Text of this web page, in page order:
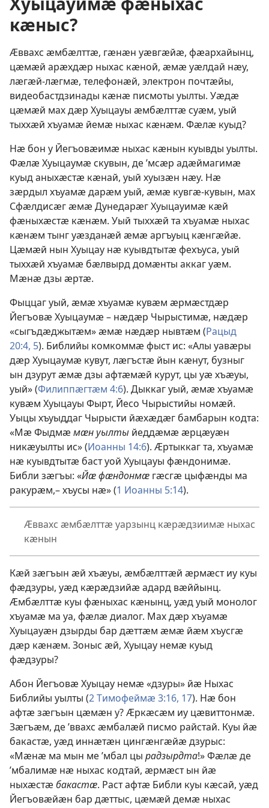
кӕныс?
Ӕввахс ӕмбӕлттӕ, гӕнӕн уӕвгӕйӕ, фӕархайынц,
цӕмӕй арӕхдӕр ныхас кӕной, ӕмӕ уӕлдай нӕу,
лӕгӕй-лӕгмӕ, телефонӕй, электрон почтӕйы,
видеобастдзинады кӕнӕ писмоты уылты. Уӕдӕ
цӕмӕй мах дӕр Хуыцауы ӕмбӕлттӕ суӕм, уый
тыххӕй хъуамӕ йемӕ ныхас кӕнӕм. Фӕлӕ куыд?
Нӕ бон у Йегъовӕимӕ ныхас кӕнын куывды уылты.
Фӕлӕ Хуыцаумӕ скувын, де ’мсӕр адӕймагимӕ
куыд аныхӕстӕ кӕнай, уый хуызӕн нӕу. Нӕ
зӕрдыл хъуамӕ дарӕм уый, ӕмӕ кувгӕ-кувын, мах
Сфӕлдисӕг ӕмӕ Дунедарӕг Хуыцауимӕ кӕй
фӕныхӕстӕ кӕнӕм. Уый тыххӕй та хъуамӕ ныхас
кӕнӕм тынг уӕзданӕй ӕмӕ аргъуыц кӕнгӕйӕ.
Цӕмӕй нын Хуыцау нӕ куывдтытӕ фехъуса, уый
тыххӕй хъуамӕ бӕлвырд домӕнты аккаг уӕм.
Мӕнӕ дзы ӕртӕ.
Фыццаг уый, ӕмӕ хъуамӕ кувӕм ӕрмӕстдӕр
Йегъовӕ Хуыцаумӕ – нӕдӕр Чырыстимӕ, нӕдӕр
«сыгъдӕджытӕм» ӕмӕ нӕдӕр нывтӕм (Рацыд
20:4, 5). Библийы комкоммӕ фыст ис: «Алы уавӕры
дӕр Хуыцаумӕ кувут, лӕгъстӕ йын кӕнут, бузныг
ын дзурут ӕмӕ дзы афтӕмӕй курут, цы уӕ хъӕуы,
уый» (Филиппӕгтӕм 4:6). Дыккаг уый, ӕмӕ хъуамӕ
кувӕм Хуыцауы Фырт, Йесо Чырыстийы номӕй.
Уыцы хъуыддаг Чырысти йӕхӕдӕг бамбарын кодта:
«Мӕ Фыдмӕ мӕн уылты йеддӕмӕ ӕрцӕуӕн
никӕуылты ис» (Иоанны 14:6). Ӕртыккаг та, хъуамӕ
нӕ куывдтытӕ баст уой Хуыцауы фӕндонимӕ.
Библи зӕгъы: «Йӕ фӕндонмӕ гӕсгӕ цыфӕнды ма
ракурӕм,– хъусы нӕ» (1 Иоанны 5:14).
Ӕввахс ӕмбӕлттӕ уарзынц кӕрӕдзиимӕ ныхас
кӕнын
Кӕй зӕгъын ӕй хъӕуы, ӕмбӕлттӕй ӕрмӕст иу куы
фӕдзуры, уӕд кӕрӕдзийӕ адард вӕййынц.
Ӕмбӕлттӕ куы фӕныхас кӕнынц, уӕд уый монолог
хъуамӕ ма уа, фӕлӕ диалог. Мах дӕр хъуамӕ
Хуыцауӕн дзырды бар дӕттӕм ӕмӕ йӕм хъусгӕ
дӕр кӕнӕм. Зоныс ӕй, Хуыцау немӕ куыд
фӕдзуры?
Абон Йегъовӕ Хуыцау немӕ «дзуры» йӕ Ныхас
Библийы уылты (2 Тимофеймӕ 3:16, 17). Нӕ бон
афтӕ зӕгъын цӕмӕн у? Ӕркӕсӕм иу цӕвиттонмӕ.
Зӕгъӕм, де ’ввахс ӕмбалӕй писмо райстай. Куы йӕ
бакастӕ, уӕд иннӕтӕн цингӕнгӕйӕ дзурыс:
«Мӕнӕ ма мын ме ’мбал цы радзырдта!» Фӕлӕ де
’мбалимӕ нӕ ныхас кодтай, ӕрмӕст ын йӕ
ныхӕстӕ бакастӕ. Раст афтӕ Библи куы кӕсай, уӕд
Йегъовӕйӕн бар дӕттыс, цӕмӕй демӕ ныхас